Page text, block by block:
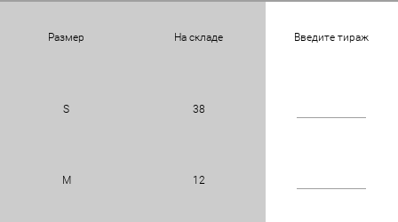
Размер На складе Введите тираж
S 38
M 12